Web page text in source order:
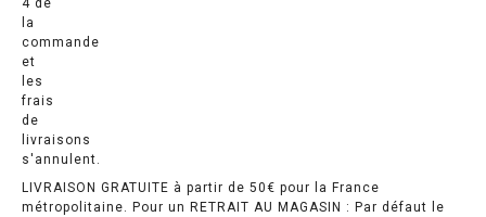
LIVRAISON GRATUITE à partir de 50€ pour la France
métropolitaine. Pour un RETRAIT AU MAGASIN : Par défaut le